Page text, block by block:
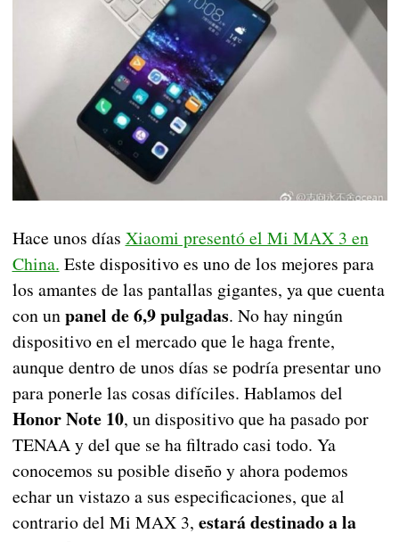
Hace unos días Xiaomi presentó el Mi MAX 3 en
China. Este dispositivo es uno de los mejores para
los amantes de las pantallas gigantes, ya que cuenta
con unpanel de 6,9 pulgadas. No hay ningún
dispositivo en el mercado que le haga frente,
aunque dentro de unos días se podría presentar uno
para ponerle las cosas difíciles. Hablamos del
Honor Note 10, un dispositivo que ha pasado por
TENAA y del que se ha filtrado casi todo. Ya
conocemos su posible diseño y ahora podemos
echar un vistazo a sus especificaciones, que al
contrario del Mi MAX 3, estará destinado a la